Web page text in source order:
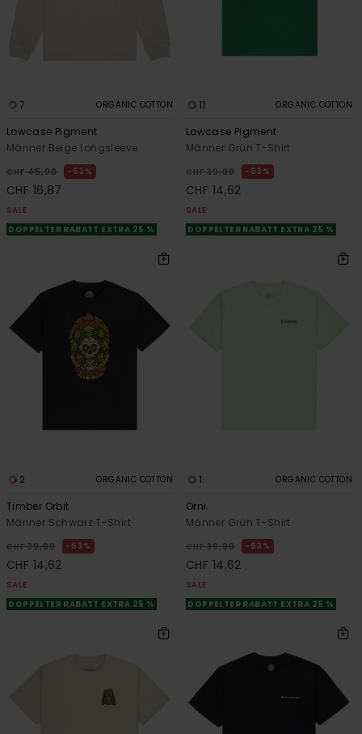
7 ORGANIC COTTON
Lowcase Pigment
Männer Beige Longsleeve
CHF 45,00 63%
CHF 16,87
SALE
DOPPELTER RABATT EXTRA 25 %
11 ORGANIC COTTON
Lowcase Pigment
Männer Grün T-Shirt
CHF 39,00 63%
CHF 14,62
SALE
DOPPELTER RABATT EXTRA 25 %
2 ORGANIC COTTON
Timber Orbit
Männer Schwarz T-Shirt
CHF 39,00 63%
CHF 14,62
SALE
DOPPELTER RABATT EXTRA 25 %
1 ORGANIC COTTON
Orni
Männer Grün T-Shirt
CHF 39,00 63%
CHF 14,62
SALE
DOPPELTER RABATT EXTRA 25 %